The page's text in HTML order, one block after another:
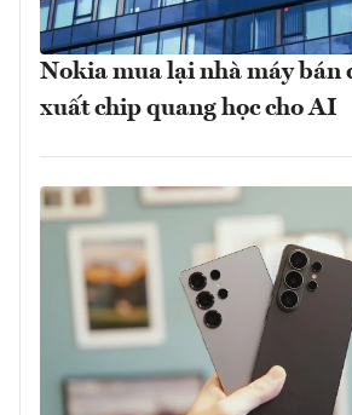
Nokia mua lại nhà máy bán
xuất chip quang học cho AI